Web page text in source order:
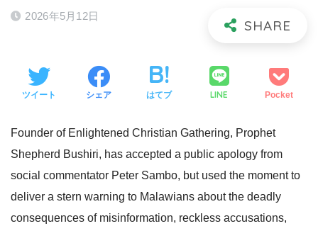
2026年5月12日
ツイート シェア はてブ LINE Pocket
Founder of Enlightened Christian Gathering, Prophet
Shepherd Bushiri, has accepted a public apology from
social commentator Peter Sambo, but used the moment to
deliver a stern warning to Malawians about the deadly
consequences of misinformation, reckless accusations,